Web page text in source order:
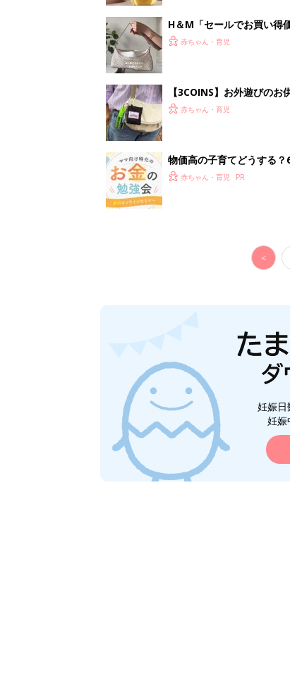
H＆М「セールでお買い得
赤ちゃん・育児
【3COINS】お外遊びの
ート」
赤ちゃん・育児
物価高の子育てどうする
赤ちゃん・育児
<
妊娠日
妊娠